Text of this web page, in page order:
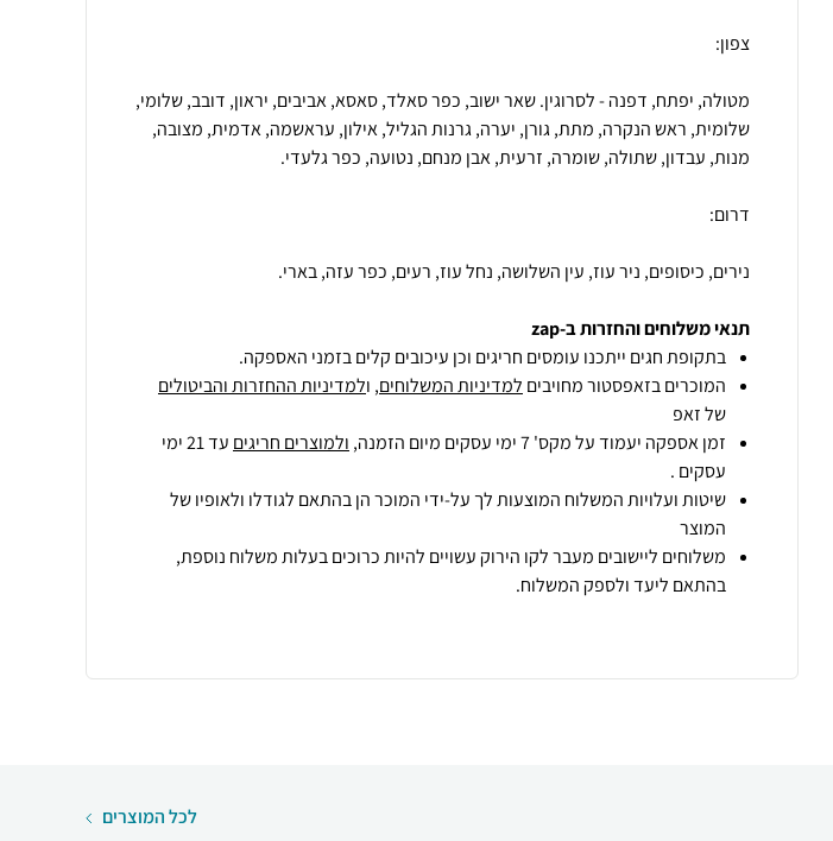
מטולה, יפתח, דפנה - לסרוגין. שאר ישוב, כפר סאלד, סאסא, אביבים, יראון, דובב, שלומי,
שלומית, ראש הנקרה, מתת, גורן, יערה, גרנות הגליל, אילון, עראשמה, אדמית, מצובה,
נירים, כיסופים, ניר עוז, עין השלושה, נחל עוז, רעים, כפר עזה, בארי.
תנאי משלוחים והחזרות ב-zap
בתקופת חגים ייתכנו עומסים חריגים וכן עיכובים קלים בזמני האספקה.
המוכרים בזאפסטור מחויבים למדיניות המשלוחים, ולמדיניות ההחזרות והביטולים
של זאפ
זמן אספקה יעמוד על מקס' 7 ימי עסקים מיום הזמנה,
ולמוצרים חריגים
עד 21 ימי
עסקים .
שיטות ועלויות המשלוח המוצעות לך על-ידי המוכר הן בהתאם לגודלו ולאופיו של
המוצר
משלוחים ליישובים מעבר לקו הירוק עשויים להיות כרוכים בעלות משלוח נוספת,
בהתאם ליעד ולספק המשלוח.
לכל המוצרים